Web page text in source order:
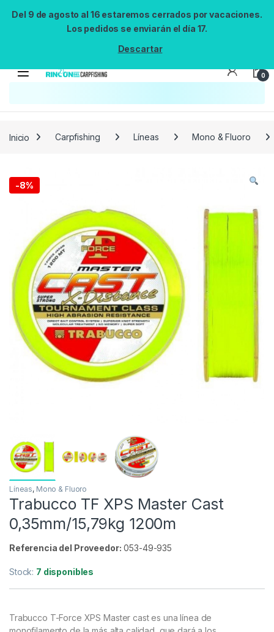
Del 9 de agosto al 16 estaremos cerrados por vacaciones.
Los pedidos se enviarán el día 17.
Descartar
0
Reintentar
Inicio Carpfishing Líneas
-8%